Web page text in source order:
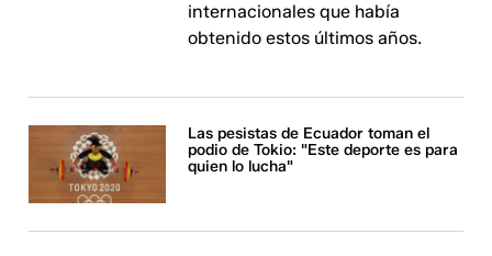
internacionales que había
obtenido estos últimos años.
Las pesistas de Ecuador toman el
podio de Tokio: "Este deporte es para
quien lo lucha"